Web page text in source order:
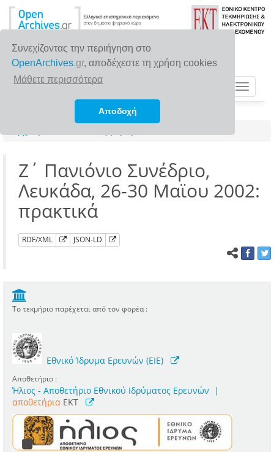
Συνεχίζοντας την περιήγηση στο
OpenArchives.gr, αποδέχεστε τη χρήση cookies
Μάθετε περισσότερα
Αποδοχή
Toggle
Ζ΄ Πανιόνιο Συνέδριο,
Λευκάδα, 26-30 Μαϊου 2002:
πρακτικά
RDF/XML JSON-LD
Το τεκμήριο παρέχεται από τον φορέα :
Εθνικό Ίδρυμα Ερευνών (ΕΙΕ)
Αποθετήριο :
Ήλιος - Αποθετήριο Εθνικού Ιδρύματος Ερευνών
|
αποθετήρια EKT